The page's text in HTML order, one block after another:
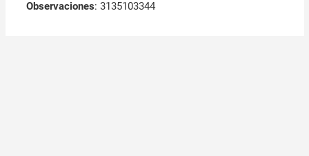
Observaciones: 3135103344